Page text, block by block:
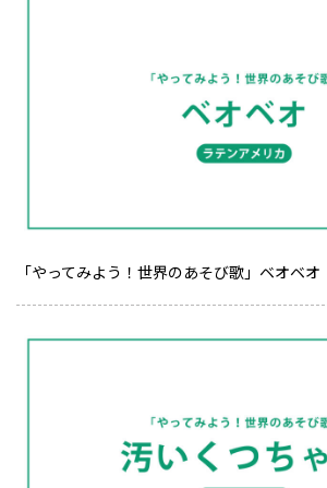
「やってみよう！世界のあそび歌」ベオベオ